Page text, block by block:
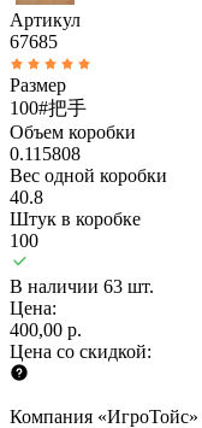
Артикул
67685
Размер
100#把手
Объем коробки
0.115808
Вес одной коробки
40.8
Штук в коробке
100
В наличии 63 шт.
Цена:
400,00 р.
Цена со скидкой:
Компания «ИгроТойс»